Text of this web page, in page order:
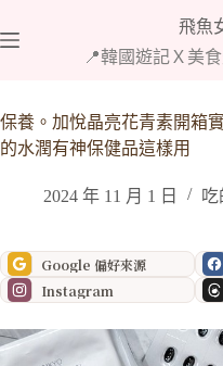
至
內
容
飛魚
📍韓國遊記Ｘ美
保養。加悅晶亮花青素開箱
的水潤有神保健品這樣用
2024 年 11 月 1 日
Google 偏好來源
Instagram